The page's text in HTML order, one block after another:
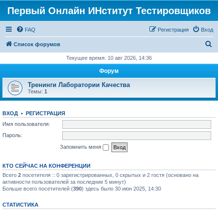
Первый Онлайн ИНститут Тестировщиков
FAQ Вход
Регистрация
Список форумов
с
Текущее время: 10 авг 2026, 14:36
Форум
Тренинги Лаборатории Качества
Темы: 1
ВХОД • РЕГИСТРАЦИЯ
Имя пользователя:
Пароль:
Запомнить меня
КТО СЕЙЧАС НА КОНФЕРЕНЦИИ
Всего 2 посетителя :: 0 зарегистрированных, 0 скрытых и 2 гостя (основано на
активности пользователей за последние 5 минут)
Больше всего посетителей (390) здесь было 30 июн 2025, 14:30
СТАТИСТИКА